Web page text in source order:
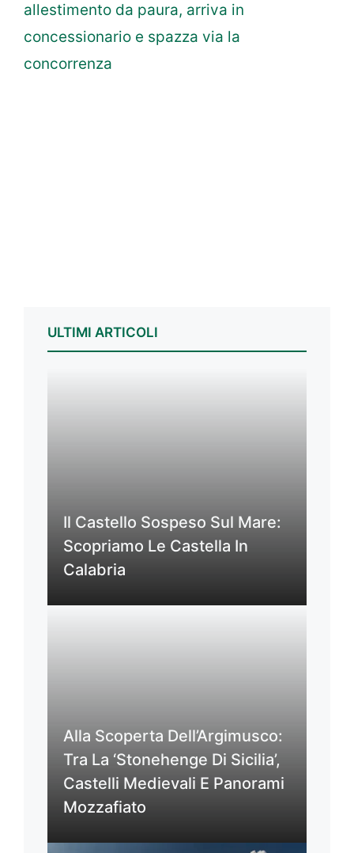
allestimento da paura, arriva in
concessionario e spazza via la
concorrenza
ULTIMI ARTICOLI
Il Castello Sospeso Sul Mare:
Scopriamo Le Castella In
Calabria
Alla Scoperta Dell’Argimusco:
Tra La ‘Stonehenge Di Sicilia’,
Castelli Medievali E Panorami
Mozzafiato